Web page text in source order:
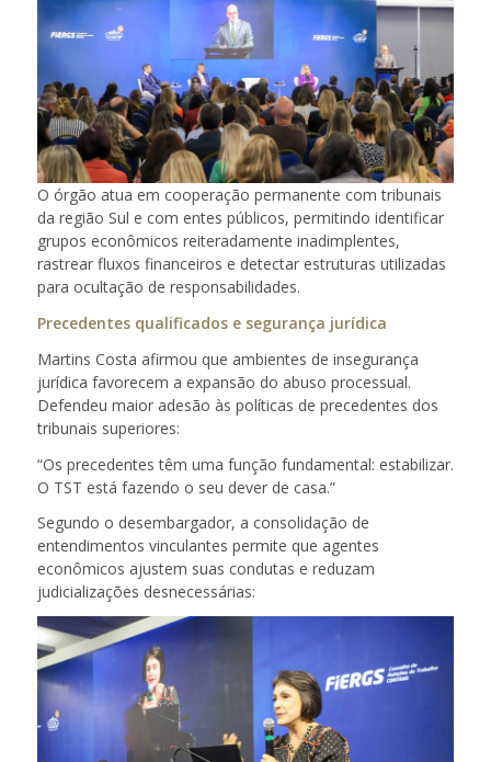
O órgão atua em cooperação permanente com tribunais
da região Sul e com entes públicos, permitindo identificar
grupos econômicos reiteradamente inadimplentes,
rastrear fluxos financeiros e detectar estruturas utilizadas
para ocultação de responsabilidades.
Precedentes qualificados e segurança jurídica
Martins Costa afirmou que ambientes de insegurança
jurídica favorecem a expansão do abuso processual.
Defendeu maior adesão às políticas de precedentes dos
tribunais superiores:
“Os precedentes têm uma função fundamental: estabilizar.
O TST está fazendo o seu dever de casa.”
Segundo o desembargador, a consolidação de
entendimentos vinculantes permite que agentes
econômicos ajustem suas condutas e reduzam
judicializações desnecessárias: